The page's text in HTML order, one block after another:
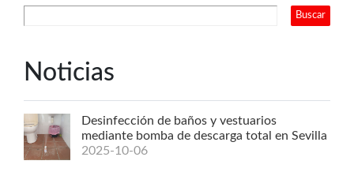
Noticias
Desinfección de baños y vestuarios
mediante bomba de descarga total en Sevilla
2025-10-06